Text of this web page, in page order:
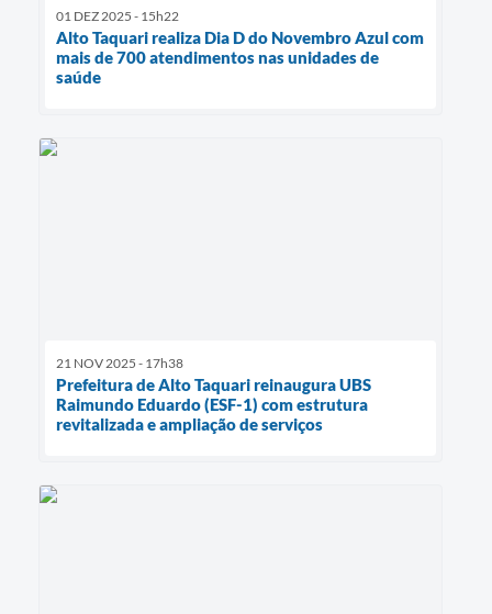
01 DEZ 2025 - 15h22
Alto Taquari realiza Dia D do Novembro Azul com
mais de 700 atendimentos nas unidades de
saúde
21 NOV 2025 - 17h38
Prefeitura de Alto Taquari reinaugura UBS
Raimundo Eduardo (ESF-1) com estrutura
revitalizada e ampliação de serviços